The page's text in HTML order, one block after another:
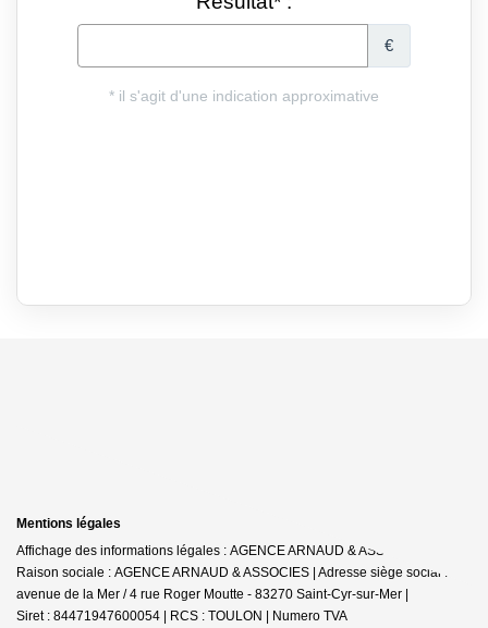
Mentions légales
Affichage des informations légales : AGENCE ARNAUD & ASSOCIÉS |
Raison sociale : AGENCE ARNAUD & ASSOCIES | Adresse siège social : 24
avenue de la Mer / 4 rue Roger Moutte - 83270 Saint-Cyr-sur-Mer |
Siret : 84471947600054 | RCS : TOULON | Numero TVA